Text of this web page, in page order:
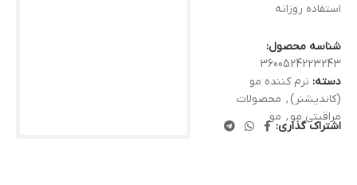
استفاده روزانه
شناسه محصول:
3600524223243
دسته: نرم کننده مو
(کاندیشنر), محصولات
مراقبتی مو , مو
اشتراک گذاری: